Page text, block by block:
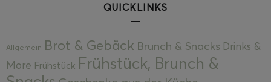
QUICKLINKS
Allgemein Brot & Gebäck Brunch & Snacks Drinks &
More Frühstück Frühstück, Brunch &